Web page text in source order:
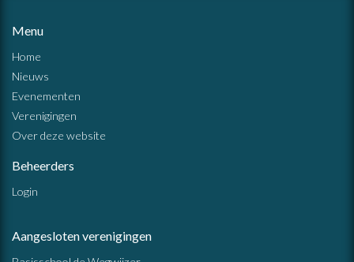
Menu
Home
Nieuws
Evenementen
Verenigingen
Over deze website
Beheerders
Login
Aangesloten verenigingen